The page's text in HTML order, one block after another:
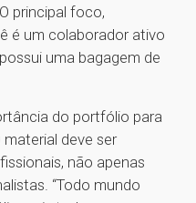
principal foco,
é um colaborador ativo
uma bagagem de
do portfólio para
material deve ser
não apenas
“Todo mundo